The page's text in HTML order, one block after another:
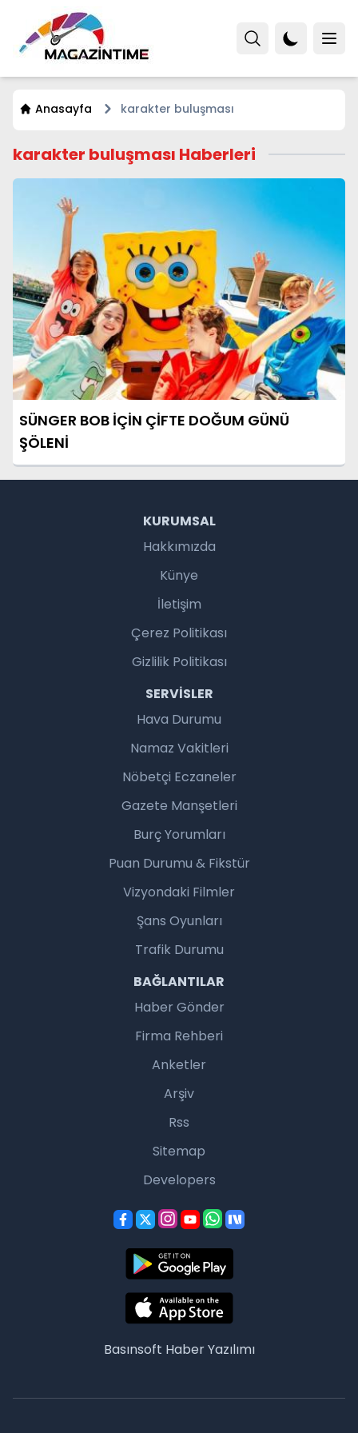
Anasayfa karakter buluşması
karakter buluşması Haberleri
SÜNGER BOB İÇİN ÇİFTE DOĞUM GÜNÜ
ŞÖLENİ
KURUMSAL
Hakkımızda
Künye
İletişim
Çerez Politikası
Gizlilik Politikası
SERVISLER
Hava Durumu
Namaz Vakitleri
Nöbetçi Eczaneler
Gazete Manşetleri
Burç Yorumları
Puan Durumu & Fikstür
Vizyondaki Filmler
Şans Oyunları
Trafik Durumu
BAĞLANTILAR
Haber Gönder
Firma Rehberi
Anketler
Arşiv
Rss
Sitemap
Developers
Basınsoft Haber Yazılımı